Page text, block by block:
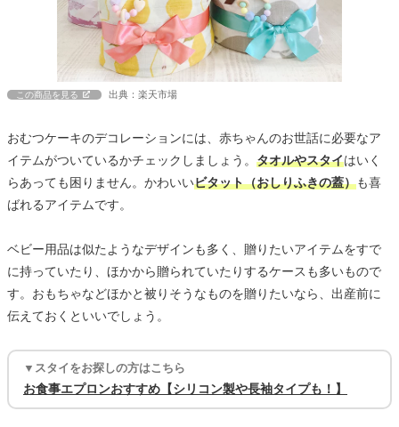
この商品を見る 出典：楽天市場
おむつケーキのデコレーションには、赤ちゃんのお世話に必要なア
イテムがついているかチェックしましょう。 タオルやスタイはいく
らあっても困りません。かわいいビタット（おしりふきの蓋）も喜
ばれるアイテムです。
ベビー用品は似たようなデザインも多く、贈りたいアイテムをすで
に持っていたり、ほかから贈られていたりするケースも多いもので
す。おもちゃなどほかと被りそうなものを贈りたいなら、出産前に
伝えておくといいでしょう。
▼スタイをお探しの方はこちら
お食事エプロンおすすめ【シリコン製や長袖タイプも！】